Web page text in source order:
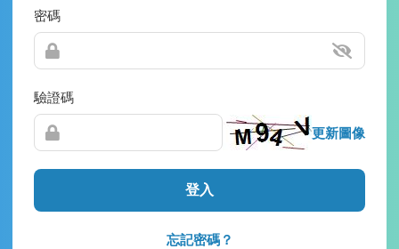
密碼
驗證碼
更新圖像
登入
忘記密碼？